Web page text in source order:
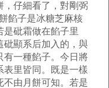
仔細看了，對剛弼
餡子是冰糖芝麻核
是砒霜做在餡子里
砒顯系后加入的，與
有一種餡子。今日將
表里皆同。既是一樣
不由月餅可知。若是